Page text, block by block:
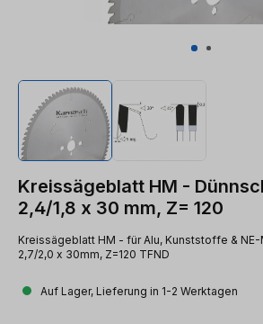
Kreissägeblatt HM -
2,4/1,8 x 30 mm, Z= 120
Kreissägeblatt HM - für Alu, Kunststoffe &
2,7/2,0 x 30mm, Z=120 TFND
Auf Lager, Lieferung in 1-2 Werktagen